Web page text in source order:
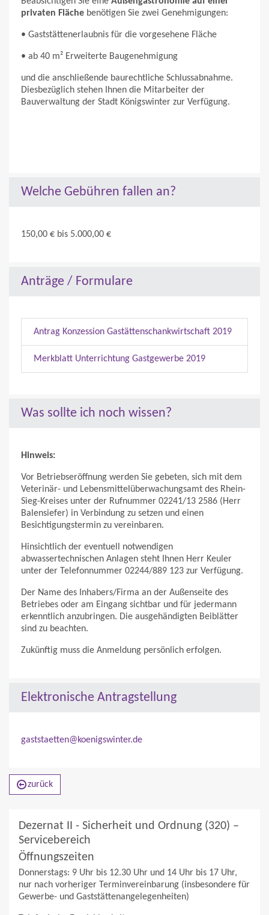
privaten Fläche benötigen Sie zwei Genehmigungen:
• Gaststättenerlaubnis für die vorgesehene Fläche
• ab 40 m² Erweiterte Baugenehmigung
und die anschließende baurechtliche Schlussabnahme.
Diesbezüglich stehen Ihnen die Mitarbeiter der
Bauverwaltung der Stadt Königswinter zur Verfügung.
Welche Gebühren fallen an?
150,00 € bis 5.000,00 €
Anträge / Formulare
Antrag Konzession Gastättenschankwirtschaft 2019
Merkblatt Unterrichtung Gastgewerbe 2019
Was sollte ich noch wissen?
Hinweis:
Vor Betriebseröffnung werden Sie gebeten, sich mit dem
Veterinär- und Lebensmittelüberwachungsamt des Rhein-
Sieg-Kreises unter der Rufnummer 02241/13 2586 (Herr
Balensiefer) in Verbindung zu setzen und einen
Besichtigungstermin zu vereinbaren.
Hinsichtlich der eventuell notwendigen
abwassertechnischen Anlagen steht Ihnen Herr Keuler
unter der Telefonnummer 02244/889 123 zur Verfügung.
Der Name des Inhabers/Firma an der Außenseite des
Betriebes oder am Eingang sichtbar und für jedermann
erkenntlich anzubringen. Die ausgehändigten Beiblätter
sind zu beachten.
Zukünftig muss die Anmeldung persönlich erfolgen.
Elektronische Antragstellung
gaststaetten@koenigswinter.de
zurück
Dezernat II - Sicherheit und Ordnung (320) –
Servicebereich
Öffnungszeiten
Donnerstags: 9 Uhr bis 12.30 Uhr und 14 Uhr bis 17 Uhr,
nur nach vorheriger Terminvereinbarung (insbesondere für
Gewerbe- und Gaststättenangelegenheiten)